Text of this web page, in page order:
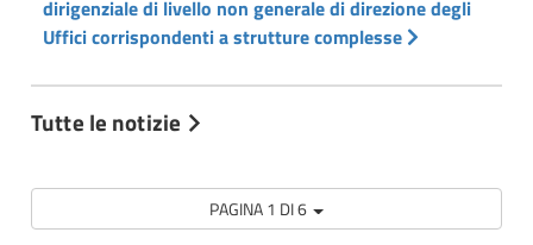
dirigenziale di livello non generale di direzione degli
Uffici corrispondenti a strutture complesse
Tutte le notizie
PAGINA 1 DI 6